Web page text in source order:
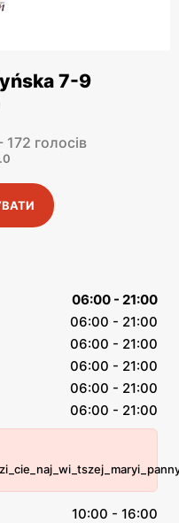
7-9
172 голосів
06:00 - 21:00
06:00 - 21:00
06:00 - 21:00
06:00 - 21:00
06:00 - 21:00
06:00 - 21:00
10:00 - 16:00